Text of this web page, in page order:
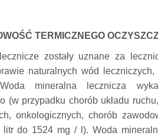
TERMICZNEGO
zostały uznane za
naturalnych wód
Woda mineralna lecznicza
(w przypadku chorób układu
onkologicznych, chorób
litr do 1524 mg / l). Woda